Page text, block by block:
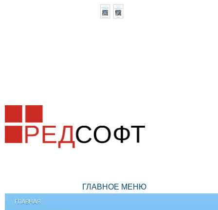
ГЛАВНОЕ МЕНЮ
ГЛАВНАЯ